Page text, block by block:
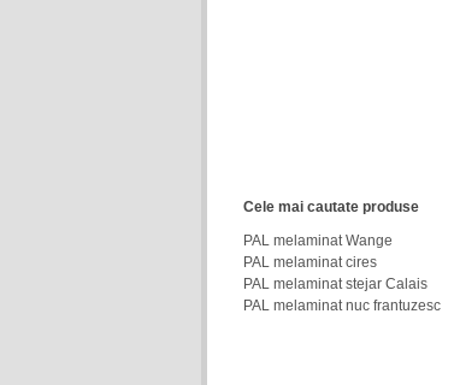
Cele mai cautate produse
PAL melaminat Wange
PAL melaminat cires
PAL melaminat stejar Calais
PAL melaminat nuc frantuzesc